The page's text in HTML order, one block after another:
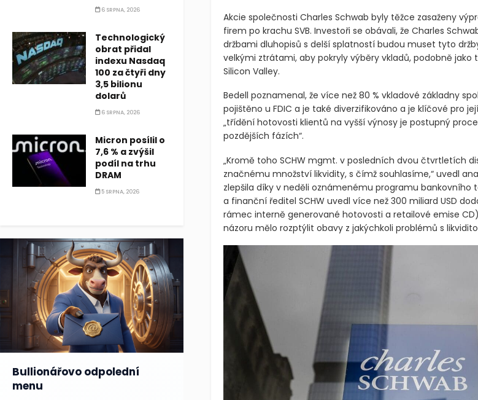
Akcie společnosti Charles Schwab byly těžce zasaženy
firem po krachu SVB. Investoři se obávali, že Charles
držbami dluhopisů s delší splatností budou muset tyto
velkými ztrátami, aby pokryly výběry vkladů, podobně
Silicon Valley.
Bedell poznamenal, že více než 80 % vkladové základny
pojištěno u FDIC a je také diverzifikováno a je klíčové pro
„třídění hotovosti klientů na vyšší výnosy je postupný
pozdějších fázích“.
„Kromě toho SCHW mgmt. v posledních dvou čtvrtletích
značnému množství likvidity, s čímž souhlasíme,“ uvedl
zlepšila díky v neděli oznámenému programu
a finanční ředitel SCHW uvedl více než 300 miliard USD
rámec interně generované hotovosti a retailové emise CD)
názoru mělo rozptýlit obavy z jakýchkoli problémů s
6 SRPNA, 2026
Technologický
obrat přidal
indexu Nasdaq
100 za čtyři dny
3,5 bilionu
dolarů
6 SRPNA, 2026
Micron posílil o
7,6 % a zvýšil
podíl na trhu
DRAM
5 SRPNA, 2026
Bullionářovo odpolední
menu